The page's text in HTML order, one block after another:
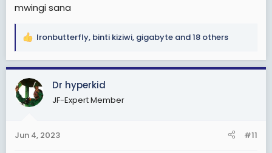
mwingi sana
R
a
c
i
s
Ironbutterfly, binti kiziwi, gigabyte and 18 others
Dr hyperkid
JF-Expert Member
Jun 4, 2023 #11